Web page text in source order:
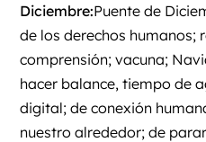
Diciembre:Puente de
de los derechos humanos;
comprensión; vacuna;
hacer balance, tiempo de
digital; de conexión
nuestro alrededor; de